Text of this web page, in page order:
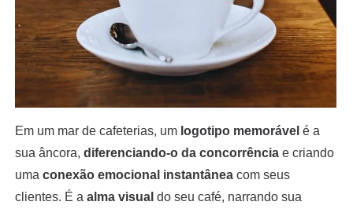
Em um mar de cafeterias, um logotipo memorável é a
sua âncora, diferenciando-o da concorrência e criando
uma conexão emocional instantânea com seus
clientes. É a alma visual do seu café, narrando sua